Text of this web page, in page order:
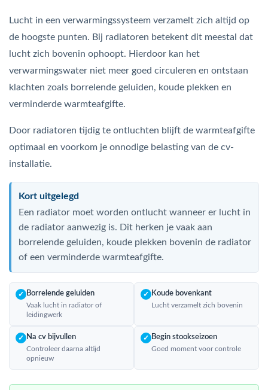
(Warmtepompen en warmtepompboilers)
Lucht in een verwarmingssysteem verzamelt zich altijd op
de hoogste punten. Bij radiatoren betekent dit meestal dat
lucht zich bovenin ophoopt. Hierdoor kan het
verwarmingswater niet meer goed circuleren en ontstaan
klachten zoals borrelende geluiden, koude plekken en
verminderde warmteafgifte.
Door radiatoren tijdig te ontluchten blijft de warmteafgifte
optimaal en voorkom je onnodige belasting van de cv-
installatie.
Kort uitgelegd
Een radiator moet worden ontlucht wanneer er lucht in
de radiator aanwezig is. Dit herken je vaak aan
borrelende geluiden, koude plekken bovenin de radiator
of een verminderde warmteafgifte.
✓ Borrelende geluiden
Vaak lucht in radiator of
leidingwerk
✓ Koude bovenkant
Lucht verzamelt zich bovenin
✓ Na cv bijvullen
Controleer daarna altijd
opnieuw
✓ Begin stookseizoen
Goed moment voor controle